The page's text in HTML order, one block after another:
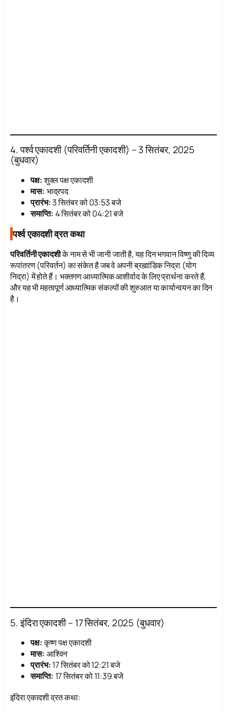
4. पर्श्व एकादशी (परिवर्तिनी एकादशी) – 3 सितंबर, 2025
(बुधवार)
पक्ष:शुक्ल पक्ष एकादशी
मास: भाद्रपद
प्रारंभ:3 सितंबर को 03:53 बजे
समाप्ति: 4 सितंबर को 04:21 बजे
पर्श्व एकादशी व्रत कथा
परिवर्तिनी एकादशीके नाम से भी जानी जाती है, यह दिन भगवान विष्णु की दिव्य
रूपांतरण (परिवर्तन) का संकेत है जब वे अपनी ब्रह्मांडिक निद्रा (योग
निद्रा) में होते हैं। भक्तगण आध्यात्मिक आशीर्वाद के लिए प्रार्थना करते हैं,
और यह भी महत्वपूर्ण आध्यात्मिक संकल्पों की शुरुआत या कार्यान्वयन का दिन
है।
5. इंदिरा एकादशी – 17 सितंबर, 2025 (बुधवार)
पक्ष:कृष्ण पक्ष एकादशी
मास: आश्विन
प्रारंभ: 17 सितंबर को 12:21 बजे
समाप्ति: 17 सितंबर को 11:39 बजे
इंदिरा एकादशी व्रत कथा: